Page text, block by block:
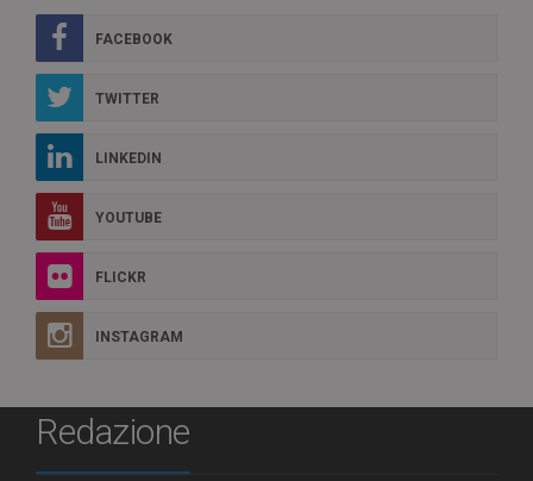
FACEBOOK
TWITTER
LINKEDIN
YOUTUBE
FLICKR
INSTAGRAM
Redazione